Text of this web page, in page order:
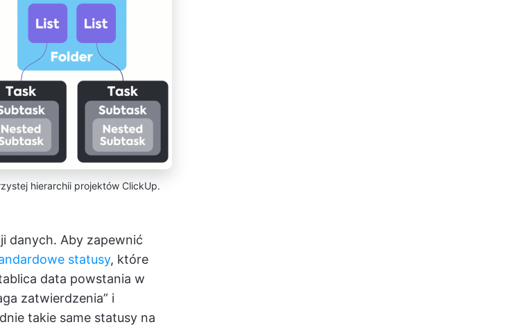
hierarchii projektów ClickUp.
danych. Aby zapewnić
statusy, które
data powstania w
zatwierdzenia” i
takie same statusy na